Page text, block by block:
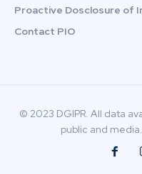
Proactive Dosclosure of
Contact PIO
© 2023 DGIPR. All data
public and